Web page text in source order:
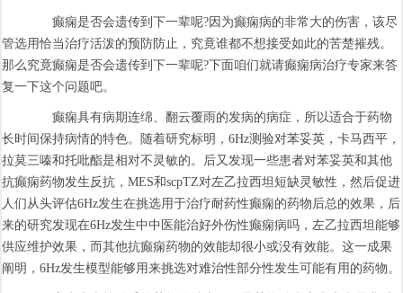
癫痫是否会遗传到下一辈呢?因为癫痫病的非常大的伤害，该尽
管选用恰当治疗活泼的预防防止，究竟谁都不想接受如此的苦楚摧残。
那么究竟癫痫是否会遗传到下一辈呢?下面咱们就请癫痫病治疗专家来答
复一下这个问题吧。
癫痫具有病期连绵、翻云覆雨的发病的病症，所以适合于药物
长时间保持病情的特色。随着研究标明，6Hz测验对苯妥英，卡马西平，
拉莫三嗪和托吡酯是相对不灵敏的。后又发现一些患者对苯妥英和其他
抗癫痫药物发生反抗，MES和scpTZ对左乙拉西坦短缺灵敏性，然后促进
人们从头评估6Hz发生在挑选用于治疗耐药性癫痫的药物后总的效果，后
来的研究发现在6Hz发生中中医能治好外伤性癫痫病吗，左乙拉西坦能够
供应维护效果，而其他抗癫痫药物的效能却很小或没有效能。这一成果
阐明，6Hz发生模型能够用来挑选对难治性部分性发生可能有用的药物。